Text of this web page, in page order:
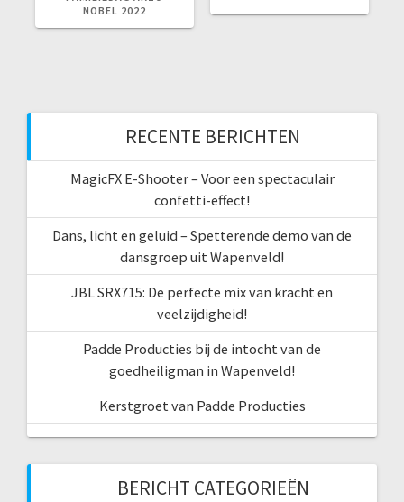
NOBEL 2022
RECENTE BERICHTEN
MagicFX E-Shooter – Voor een spectaculair
confetti-effect!
Dans, licht en geluid – Spetterende demo van de
dansgroep uit Wapenveld!
JBL SRX715: De perfecte mix van kracht en
veelzijdigheid!
Padde Producties bij de intocht van de
goedheiligman in Wapenveld!
Kerstgroet van Padde Producties
BERICHT CATEGORIEËN